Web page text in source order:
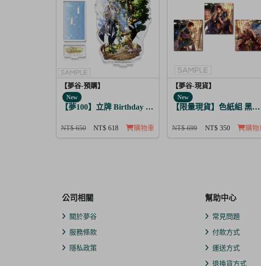
【夢谷-預購】
New
【夢100】立牌 Birthday Story 亞當 月覺
NT$ 650 NT$ 618 購物車
【夢谷-現貨】
New
【限量現貨】色紙組 黑
NT$ 699 NT$ 350 購物
公司相關
關於夢谷
服務條款
隱私政策
幫助中心
常見問題
付款方式
運送方式
退換貨方式